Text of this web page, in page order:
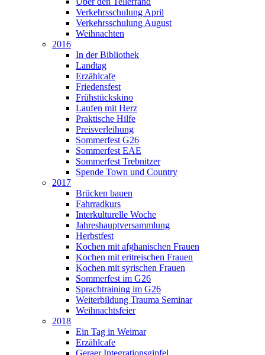
Verkehrsschulung April
Verkehrsschulung August
Weihnachten
2016
In der Bibliothek
Landtag
Erzählcafe
Friedensfest
Frühstückskino
Laufen mit Herz
Praktische Hilfe
Preisverleihung
Sommerfest G26
Sommerfest EAE
Sommerfest Trebnitzer
Spende Town und Country
2017
Brücken bauen
Fahrradkurs
Interkulturelle Woche
Jahreshauptversammlung
Herbstfest
Kochen mit afghanischen Frauen
Kochen mit eritreischen Frauen
Kochen mit syrischen Frauen
Sommerfest im G26
Sprachtraining im G26
Weiterbildung Trauma Seminar
Weihnachtsfeier
2018
Ein Tag in Weimar
Erzählcafe
Geraer Integrationsgipfel